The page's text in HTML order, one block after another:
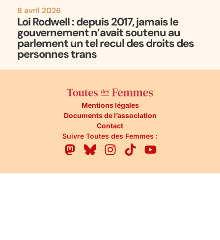
8 avril 2026
Loi Rodwell : depuis 2017, jamais le
gouvernement n’avait soutenu au
parlement un tel recul des droits des
personnes trans
Mentions légales
Documents de l’association
Contact
Suivre Toutes des Femmes :